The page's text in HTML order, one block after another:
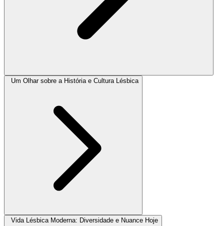
Um Olhar sobre a História e Cultura Lésbica
Vida Lésbica Moderna: Diversidade e Nuance Hoje